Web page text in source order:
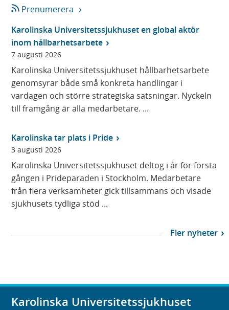
Prenumerera
Karolinska Universitetssjukhuset en global aktör
inom hållbarhetsarbete
7 augusti 2026
Karolinska Universitetssjukhuset hållbarhetsarbete
genomsyrar både små konkreta handlingar i
vardagen och större strategiska satsningar. Nyckeln
till framgång är alla medarbetare. ...
Karolinska tar plats i Pride
3 augusti 2026
Karolinska Universitetssjukhuset deltog i år för första
gången i Prideparaden i Stockholm. Medarbetare
från flera verksamheter gick tillsammans och visade
sjukhusets tydliga stöd ...
Fler nyheter
Karolinska Universitetssjukhuset